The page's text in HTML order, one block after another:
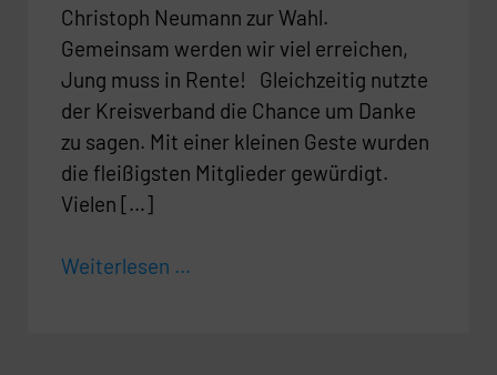
Christoph Neumann zur Wahl.
Gemeinsam werden wir viel erreichen,
Jung muss in Rente! Gleichzeitig nutzte
der Kreisverband die Chance um Danke
zu sagen. Mit einer kleinen Geste wurden
die fleißigsten Mitglieder gewürdigt.
Vielen […]
Weiterlesen ...